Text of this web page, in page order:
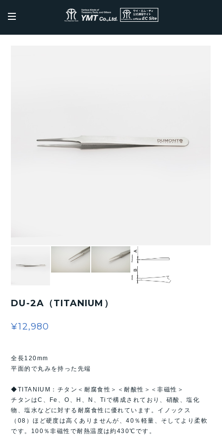
DU-2A（TITANIUM）
¥12,980
全長120mm
平面的で丸みを持った先端
◆TITANIUM：チタン＜耐腐食性＞＜耐酸性＞＜非磁性＞
チタンはC、Fe、O、H、N、Tiで構成されており、硝酸、塩化
物、塩水などに対する耐腐食性に優れています。イノックス
（08）ほど硬度は高くありませんが、40％軽量、そしてより柔軟
です。100％非磁性で耐熱温度は約430℃です。